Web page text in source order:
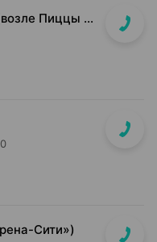
ул. Маяковского, д. 10, пом. 13 (возле Пиццы Мании)
Сити»)